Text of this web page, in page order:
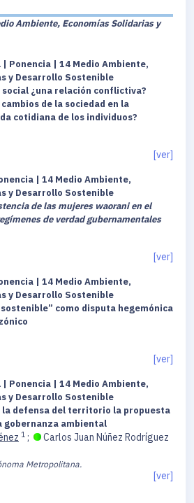
Ambiente, Economías Solidarias y
Ponencia | 14 Medio Ambiente,
y Desarrollo Sostenible
¿una relación conflictiva?
de la sociedad en la
cotidiana de los individuos?
[ver]
| 14 Medio Ambiente,
y Desarrollo Sostenible
de las mujeres waorani en el
de verdad gubernamentales
[ver]
| 14 Medio Ambiente,
y Desarrollo Sostenible
como disputa hegemónica
[ver]
Ponencia | 14 Medio Ambiente,
y Desarrollo Sostenible
la defensa del territorio la propuesta
gobernanza ambiental
1 ; Carlos Juan Núñez Rodríguez
Metropolitana.
[ver]